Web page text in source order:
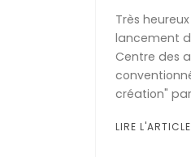
Très
lancement
Centre des
création"
LIRE L'ARTICLE